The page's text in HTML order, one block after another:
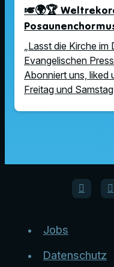
🎺🌍🏆
„Lasst die Kirche
Evangelischen
Abonniert uns, liked
Freitag und
Jobs
Datenschutz